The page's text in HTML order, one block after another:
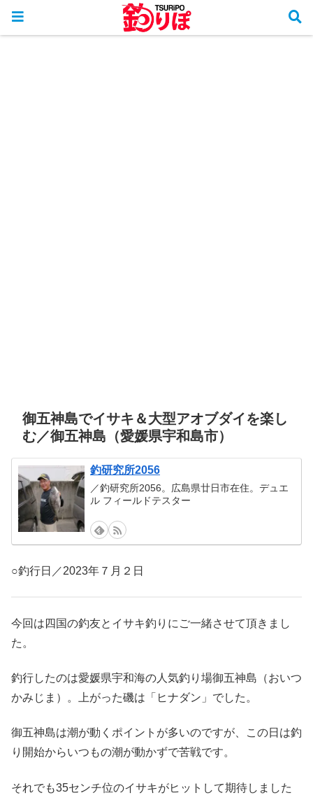
ホーム 釣行リポート
御五神島でイサキ＆大型アオブダイを楽し
む／御五神島（愛媛県宇和島市）
釣研究所2056
／釣研究所2056。広島県廿日市在住。デュエ
ル フィールドテスター
○釣行日／2023年７月２日
今回は四国の釣友とイサキ釣りにご一緒させて頂きまし
た。
釣行したのは愛媛県宇和海の人気釣り場御五神島（おいつ
かみじま）。上がった磯は「ヒナダン」でした。
御五神島は潮が動くポイントが多いのですが、この日は釣
り開始からいつもの潮が動かずで苦戦です。
それでも35センチ位のイサキがヒットして期待しました